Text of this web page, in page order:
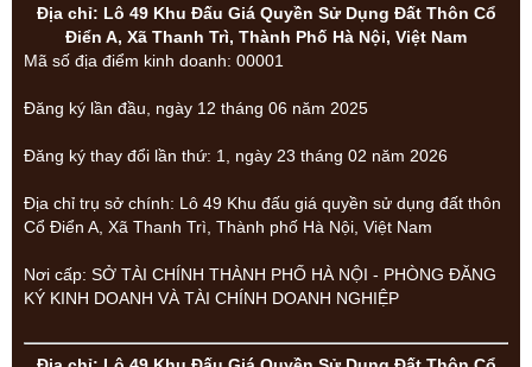
Địa chỉ: Lô 49 Khu Đấu Giá Quyền Sử Dụng Đất Thôn Cổ
Điển A, Xã Thanh Trì, Thành Phố Hà Nội, Việt Nam
Mã số địa điểm kinh doanh: 00001
Đăng ký lần đầu, ngày 12 tháng 06 năm 2025
Đăng ký thay đổi lần thứ: 1, ngày 23 tháng 02 năm 2026
Địa chỉ trụ sở chính: Lô 49 Khu đấu giá quyền sử dụng đất thôn
Cổ Điển A, Xã Thanh Trì, Thành phố Hà Nội, Việt Nam
Nơi cấp: SỞ TÀI CHÍNH THÀNH PHỐ HÀ NỘI - PHÒNG ĐĂNG
KÝ KINH DOANH VÀ TÀI CHÍNH DOANH NGHIỆP